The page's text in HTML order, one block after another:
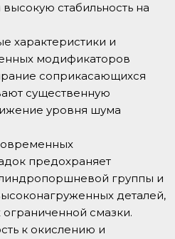
стабильность на
характеристики и
модификаторов
соприкасающихся
существенную
уровня шума
предохраняет
группы и
деталей,
смазки.
к окислению и